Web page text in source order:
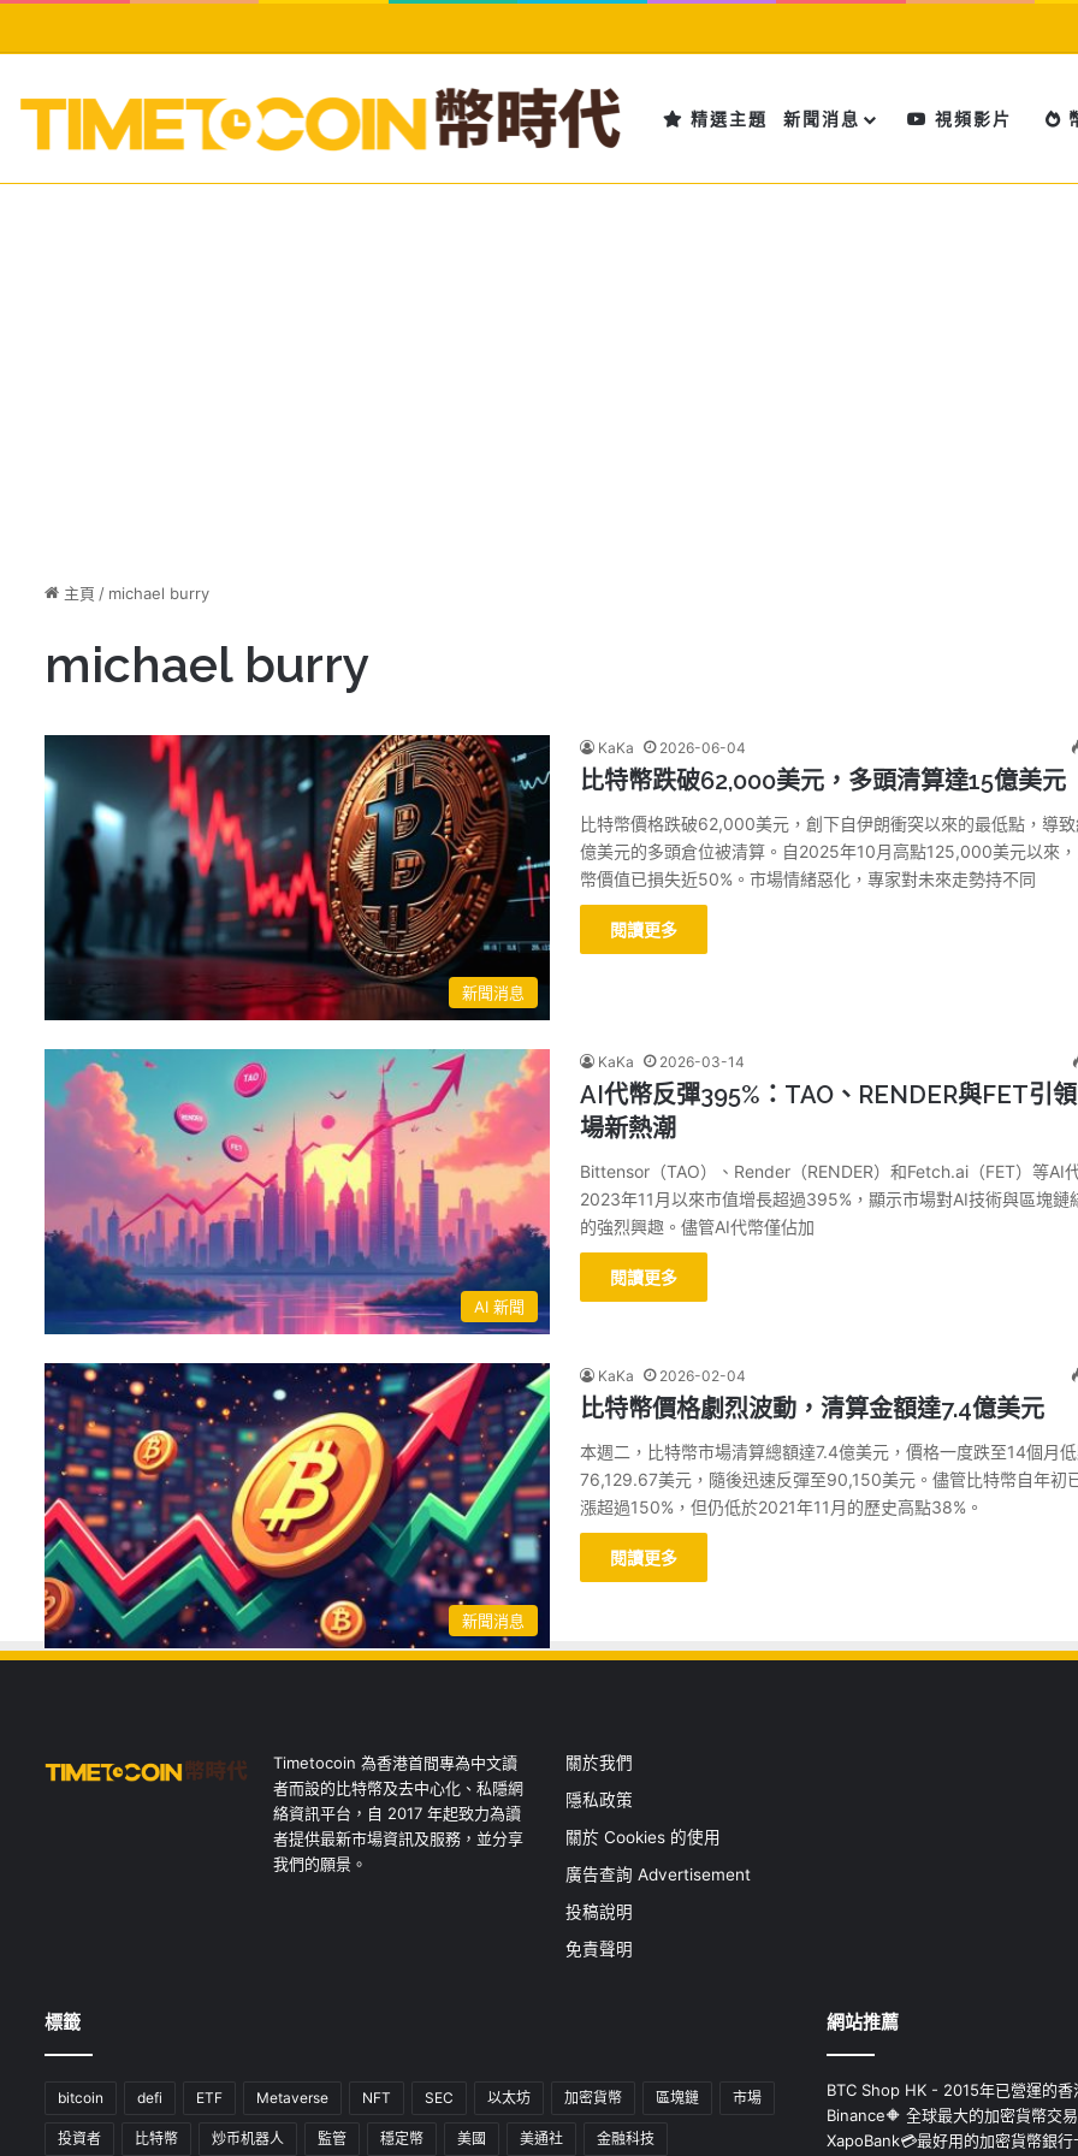
精選主題 新聞消息 視頻影片
主頁 / michael burry
michael burry
新聞消息
KaKa 2026-06-04
比特幣跌破62,000美元，多頭清算達15億美元
比特幣價格跌破62,000美元，創下自伊朗衝突以來的最低點，導
億美元的多頭倉位被清算。自2025年10月高點125,000美元以來
幣價值已損失近50%。市場情緒惡化，專家對未來走勢持不同
閱讀更多
AI 新聞
KaKa 2026-03-14
AI代幣反彈395%：TAO、RENDER與FET引
場新熱潮
Bittensor（TAO）、Render（RENDER）和Fetch.ai（FET）等AI
2023年11月以來市值增長超過395%，顯示市場對AI技術與區塊鏈
的強烈興趣。儘管AI代幣僅佔加
閱讀更多
新聞消息
KaKa 2026-02-04
比特幣價格劇烈波動，清算金額達7.4億美元
本週二，比特幣市場清算總額達7.4億美元，價格一度跌至14個月
76,129.67美元，隨後迅速反彈至90,150美元。儘管比特幣自年初
漲超過150%，但仍低於2021年11月的歷史高點38%。
閱讀更多
Timetocoin 為香港首間專為中文讀
者而設的比特幣及去中心化、私隱網
絡資訊平台，自 2017 年起致力為讀
者提供最新市場資訊及服務，並分享
我們的願景。
關於我們
隱私政策
關於 Cookies 的使用
廣告查詢 Advertisement
投稿說明
免責聲明
標籤
bitcoin defi ETF Metaverse NFT SEC 以太坊 加密貨幣 區塊鏈 市場
投資者 比特幣 炒币机器人 監管 穩定幣 美國 美通社 金融科技
網站推薦
BTC Shop HK - 2015年已營運的
Binance🔶 全球最大的加密貨幣交
XapoBank💳最好用的加密貨幣銀行